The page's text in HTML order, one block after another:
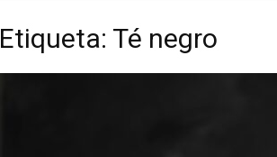
Etiqueta: Té negro